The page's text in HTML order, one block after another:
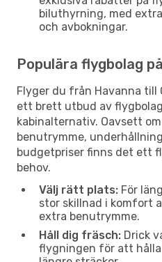
biluthyrning, med
och avbokningar.
Populära flygbolag
Flyger du från Havanna till
ett brett utbud av
kabinalternativ. Oavsett
benutrymme,
budgetpriser finns det ett
behov.
Välj rätt plats: För
stor skillnad i komfort
extra benutrymme.
Håll dig fräsch: Drick
flygningen för att